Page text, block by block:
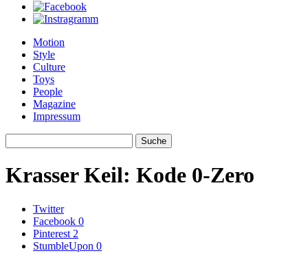
Motion
Style
Culture
Toys
People
Magazine
Impressum
Krasser Keil: Kode 0-Zero
Twitter
Facebook 0
Pinterest 2
StumbleUpon 0